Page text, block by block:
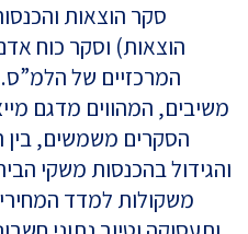
סקר הוצאות
הוצאות) וסקר כוח
המרכזיים של
משיבים, המהווים מדגם
הסקרים משמשים, בין
והגידול בהכנסות משקי
משקולות למדד